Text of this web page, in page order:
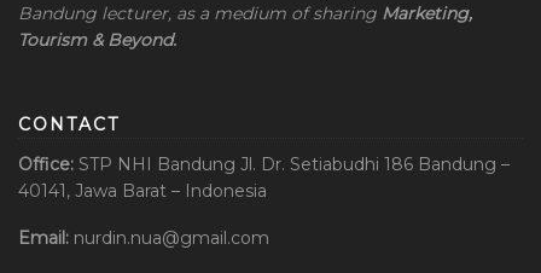
Bandung lecturer, as a medium of sharing Marketing,
Tourism & Beyond.
CONTACT
Office: STP NHI Bandung Jl. Dr. Setiabudhi 186 Bandung –
40141, Jawa Barat – Indonesia
Email: nurdin.nua@gmail.com